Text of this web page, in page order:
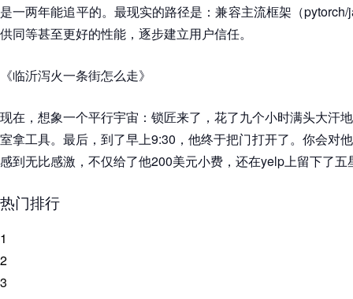
是一两年能追平的。最现实的路径是：兼容主流框架（
供同等甚至更好的性能，逐步建立用户信任。
《临沂泻火一条街怎么走》
现在，想象一个平行宇宙：锁匠来了，花了九个小时满头大汗
室拿工具。最后，到了早上9:30，他终于把门打开了。你会对
感到无比感激，不仅给了他200美元小费，还在yelp上留下了五
热门排行
1
2
3